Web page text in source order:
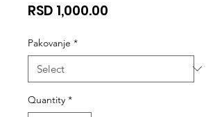
RSD 1,000.00
Pakovanje *
Quantity *